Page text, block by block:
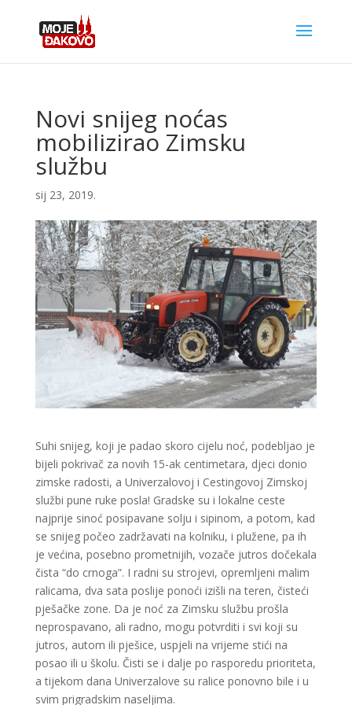
Novi snijeg noćas
mobilizirao Zimsku
službu
sij 23, 2019.
Suhi snijeg, koji je padao skoro cijelu noć, podebljao je
bijeli pokrivač za novih 15-ak centimetara, djeci donio
zimske radosti, a Univerzalovoj i Cestingovoj Zimskoj
službi pune ruke posla! Gradske su i lokalne ceste
najprije sinoć posipavane solju i sipinom, a potom, kad
se snijeg počeo zadržavati na kolniku, i plužene, pa ih
je većina, posebno prometnijih, vozače jutros dočekala
čista “do crnoga”. I radni su strojevi, opremljeni malim
ralicama, dva sata poslije ponoći izišli na teren, čisteći
pješačke zone. Da je noć za Zimsku službu prošla
neprospavano, ali radno, mogu potvrditi i svi koji su
jutros, autom ili pješice, uspjeli na vrijeme stići na
posao ili u školu. Čisti se i dalje po rasporedu prioriteta,
a tijekom dana Univerzalove su ralice ponovno bile i u
svim prigradskim naseljima.